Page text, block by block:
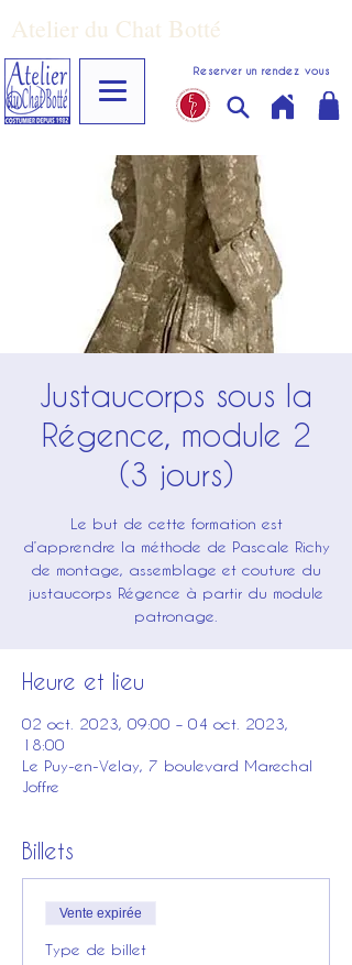
Reserver un rendez vous
Atelier du Chat Botté
Justaucorps sous la
Régence, module 2
(3 jours)
Le but de cette formation est
d’apprendre la méthode de Pascale Richy
de montage, assemblage et couture du
justaucorps Régence à partir du module
patronage.
Heure et lieu
02 oct. 2023, 09:00 – 04 oct. 2023,
18:00
Le Puy-en-Velay, 7 boulevard Marechal
Joffre
Billets
Vente expirée
Type de billet